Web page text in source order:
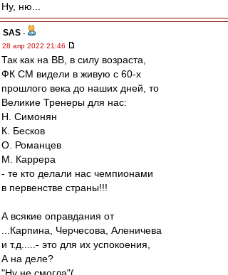
Ну, ню...
SAS -
28 апр 2022 21:46
Так как на ВВ, в силу возраста,
ФК СМ видели в живую с 60-х
прошлого века до наших дней, то
Великие Тренеры для нас:
Н. Симонян
К. Бесков
О. Романцев
М. Каррера
- те кто делали нас чемпионами
в первенстве страны!!!
А всякие оправдания от
...Карпина, Черчесова, Аленичева
и т.д.....- это для их успокоения,
А на деле?